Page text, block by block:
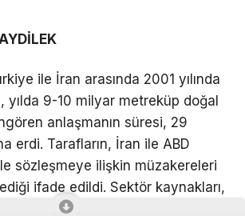
ile İran arasında 2001 yılında
yılda 9-10 milyar metreküp doğal
anlaşmanın süresi, 29
erdi. Tarafların, İran ile ABD
sözleşmeye ilişkin müzakereleri
ifade edildi. Sektör kaynakları,
halihazırda Azerbaycan gazının